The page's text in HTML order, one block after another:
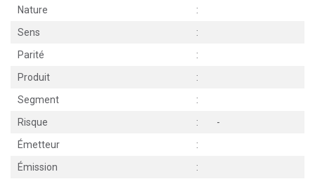
Nature
:
Sens
:
Parité
:
Produit
:
Segment
:
Risque
:
-
Émetteur
:
Émission
: